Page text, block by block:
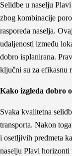
Selidbe u naselju
zbog kombinacije
rasporeda naselja.
udaljenosti između
dobro isplanirana.
ključni su za efikasnu
Kako izgleda dobro
Svaka kvalitetna
transporta. Nakon
i osetljivih predmeta
naselju Plavi horizonti